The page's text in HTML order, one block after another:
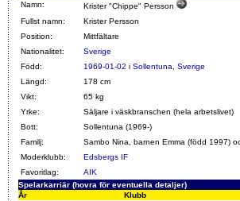
Namn:
Krister "Chippe" Persson
Fullst namn:
Krister Persson
Position:
Mittfältare
Nationalitet:
Sverige
Född:
1969-01-02 i Sollentuna
Sverige
Längd:
178 cm
Vikt:
65 kg
Yrke:
Säljare i väskbranschen (hela arbetslivet)
Bott:
Sollentuna (1969-)
Familj:
Sambo Nina, barnen Emma (född 1997)
Moderklubb:
Edsbergs IF
Favoritlag:
AIK
Spelarkarriär (hovra för eventuella detaljer)
År
Klubb